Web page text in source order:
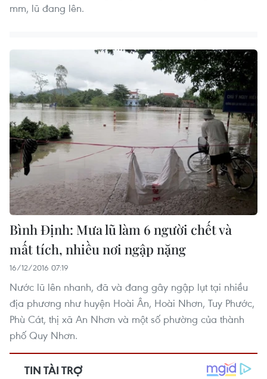
mm, lũ đang lên.
Bình Định: Mưa lũ làm 6 người chết và
mất tích, nhiều nơi ngập nặng
16/12/2016 07:19
Nước lũ lên nhanh, đã và đang gây ngập lụt tại nhiều
địa phương như huyện Hoài Ân, Hoài Nhơn, Tuy Phước,
Phù Cát, thị xã An Nhơn và một số phường của thành
phố Quy Nhơn.